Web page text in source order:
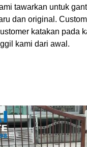
tawarkan untuk
dan original.
katakan pada
kami dari awal.